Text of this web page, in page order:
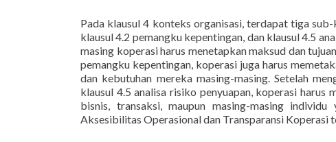
Pada klausul 4 konteks organisasi, terdapat tiga
klausul 4.2 pemangku kepentingan, dan klausul 4.5
masing koperasi harus menetapkan maksud dan
pemangku kepentingan, koperasi juga harus
dan kebutuhan mereka masing-masing. Setelah
klausul 4.5 analisa risiko penyuapan, koperasi harus
bisnis, transaksi, maupun masing-masing
Aksesibilitas Operasional dan Transparansi Koperasi